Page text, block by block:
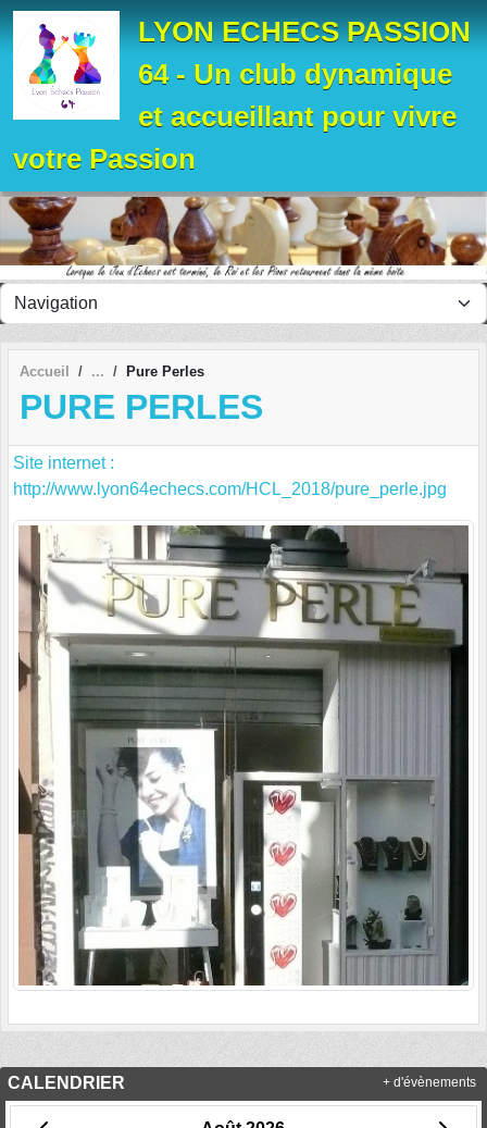
LYON ECHECS PASSION
64 - Un club dynamique
et accueillant pour vivre
votre Passion
Accueil Pure Perles
PURE PERLES
Site internet :
http://www.lyon64echecs.com/HCL_2018/pure_perle.jpg
CALENDRIER + d'évènements
Panneau de gestion des cookies